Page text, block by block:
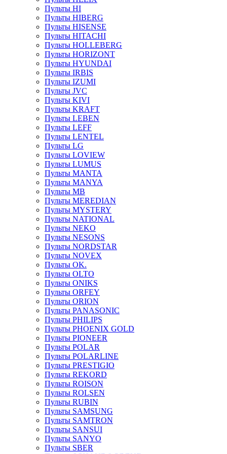
Пульты HI
Пульты HIBERG
Пульты HISENSE
Пульты HITACHI
Пульты HOLLEBERG
Пульты HORIZONT
Пульты HYUNDAI
Пульты IRBIS
Пульты IZUMI
Пульты JVC
Пульты KIVI
Пульты KRAFT
Пульты LEBEN
Пульты LEFF
Пульты LENTEL
Пульты LG
Пульты LOVIEW
Пульты LUMUS
Пульты MANTA
Пульты MANYA
Пульты MB
Пульты MEREDIAN
Пульты MYSTERY
Пульты NATIONAL
Пульты NEKO
Пульты NESONS
Пульты NORDSTAR
Пульты NOVEX
Пульты OK.
Пульты OLTO
Пульты ONIKS
Пульты ORFEY
Пульты ORION
Пульты PANASONIC
Пульты PHILIPS
Пульты PHOENIX GOLD
Пульты PIONEER
Пульты POLAR
Пульты POLARLINE
Пульты PRESTIGIO
Пульты REKORD
Пульты ROISON
Пульты ROLSEN
Пульты RUBIN
Пульты SAMSUNG
Пульты SAMTRON
Пульты SANSUI
Пульты SANYO
Пульты SBER